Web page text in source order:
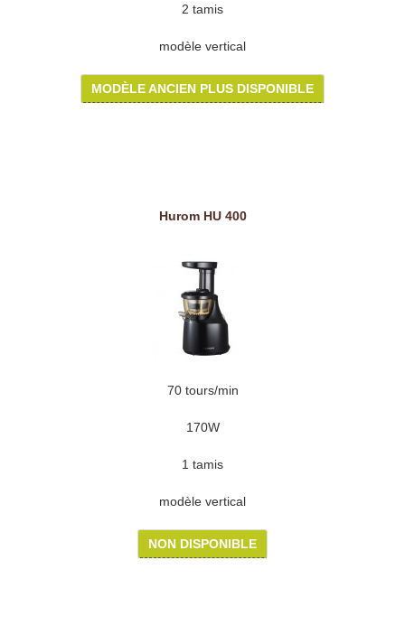
2 tamis
modèle vertical
MODÈLE ANCIEN PLUS DISPONIBLE
Hurom HU 400
70 tours/min
170W
1 tamis
modèle vertical
NON DISPONIBLE